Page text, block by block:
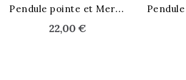
P
endule pointe et Merkaba
22,00 €